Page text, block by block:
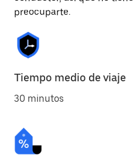
preocuparte.
Tiempo medio de viaje
30 minutos